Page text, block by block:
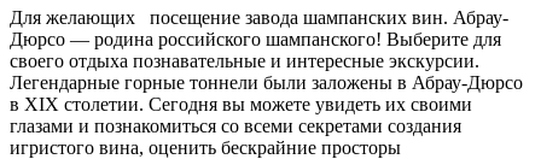
Для желающих посещение завода шампанских вин. Абрау-
Дюрсо — родина российского шампанского! Выберите для
своего отдыха познавательные и интересные экскурсии.
Легендарные горные тоннели были заложены в Абрау-Дюрсо
в XIX столетии. Сегодня вы можете увидеть их своими
глазами и познакомиться со всеми секретами создания
игристого вина, оценить бескрайние просторы